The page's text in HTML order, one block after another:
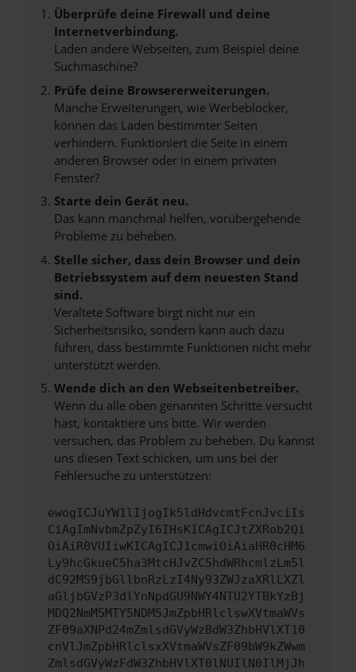
Überprüfe deine Firewall und deine
Internetverbindung.
Laden andere Webseiten, zum Beispiel deine
Suchmaschine?
Prüfe deine Browsererweiterungen.
Manche Erweiterungen, wie Werbeblocker,
können das Laden bestimmter Seiten
verhindern. Funktioniert die Seite in einem
anderen Browser oder in einem privaten
Fenster?
Starte dein Gerät neu.
Das kann manchmal helfen, vorübergehende
Probleme zu beheben.
Stelle sicher, dass dein Browser und dein
Betriebssystem auf dem neuesten Stand
sind.
Veraltete Software birgt nicht nur ein
Sicherheitsrisiko, sondern kann auch dazu
führen, dass bestimmte Funktionen nicht mehr
unterstützt werden.
Wende dich an den Webseitenbetreiber.
Wenn du alle oben genannten Schritte versucht
hast, kontaktiere uns bitte. Wir werden
versuchen, das Problem zu beheben. Du kannst
uns diesen Text schicken, um uns bei der
Fehlersuche zu unterstützen:
ewogICJuYW1lIjogIk5ldHdvcmtFcnJvciIs
CiAgImNvbmZpZyI6IHsKICAgICJtZXRob2Qi
OiAiR0VUIiwKICAgICJ1cmwiOiAiaHR0cHM6
Ly9hcGkueC5ha3MtcHJvZC5hdWRhcmlzLm5l
dC92MS9jbGllbnRzLzI4Ny93ZWJzaXRlLXZl
aGljbGVzP3dlYnNpdGU9NWY4NTU2YTBkYzBj
MDQ2NmM5MTY5NDM5JmZpbHRlclswXVtmaWVs
ZF09aXNPd24mZmlsdGVyWzBdW3ZhbHVlXT10
cnVlJmZpbHRlclsxXVtmaWVsZF09bW9kZWwm
ZmlsdGVyWzFdW3ZhbHVlXT0lNUIlN0IlMjJh